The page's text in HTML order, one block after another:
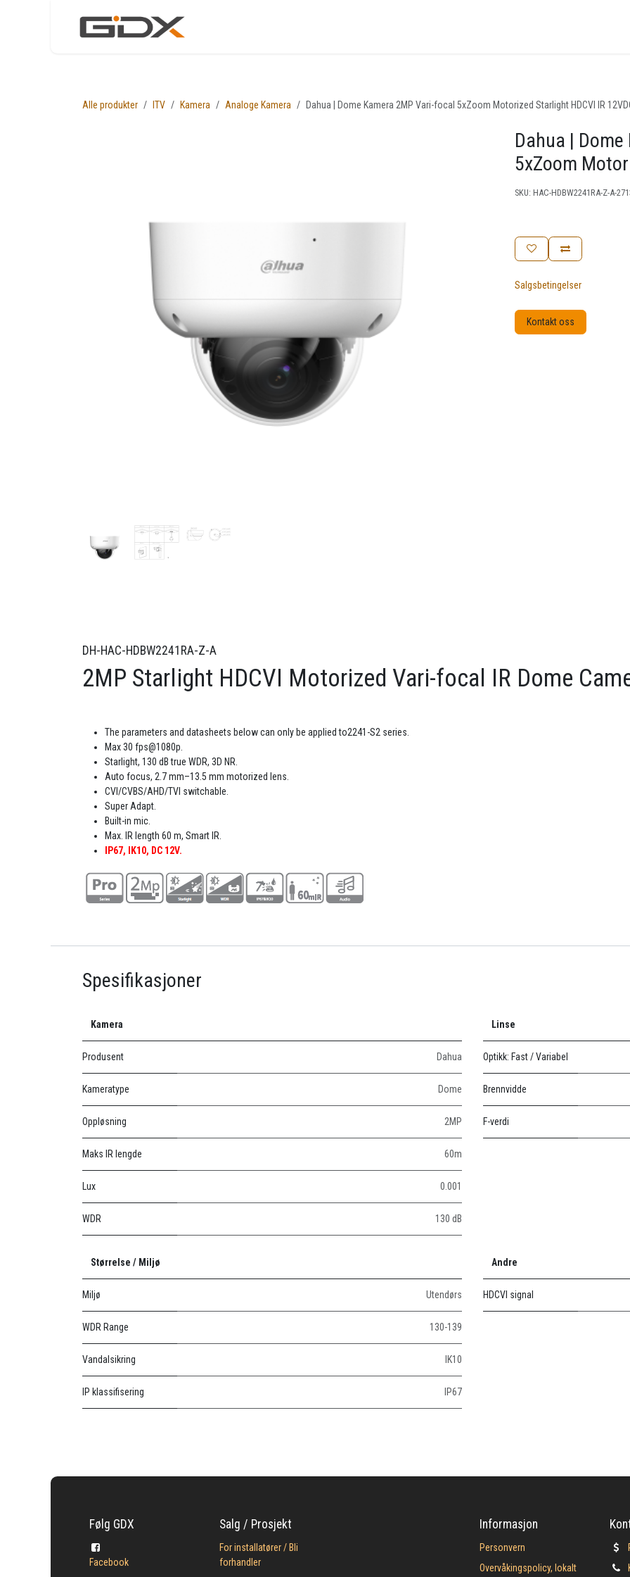
Alle produkter ITV Kamera Analoge Kamera Dahua | Dome Kamera 2MP Vari-focal 5xZoom Motorized Starlight HDCVI IR
Dahua |
5xZoom
SKU: HAC-HDBW2241RA-Z-A-
Salgsbetingelser
Kontakt oss
DH-HAC-HDBW2241RA-Z-A
2MP Starlight HDCVI Motorized Vari-focal IR Dome
The parameters and datasheets below can only be applied to2241-S2 series.
Max 30 fps@1080p.
Starlight, 130 dB true WDR, 3D NR.
Auto focus, 2.7 mm–13.5 mm motorized lens.
CVI/CVBS/AHD/TVI switchable.
Super Adapt.
Built-in mic.
Max. IR length 60 m, Smart IR.
IP67, IK10, DC 12V.
Spesifikasjoner
Kamera
Produsent Dahua
Kameratype Dome
Oppløsning 2MP
Maks IR lengde 60m
Lux 0.001
WDR 130 dB
Linse
Optikk: Fast / Variabel
Brennvidde
F-verdi
Størrelse / Miljø
Miljø Utendørs
WDR Range 130-139
Vandalsikring IK10
IP klassifisering IP67
Andre
HDCVI signal
Følg GDX
Facebook
Salg / Prosjekt
For installatører / Bli
forhandler
Informasjon
Personvern
Overvåkingspolicy, lokalt